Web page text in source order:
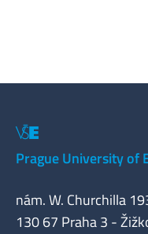
Prague University of
nám. W. Churchilla
130 67 Praha 3 -